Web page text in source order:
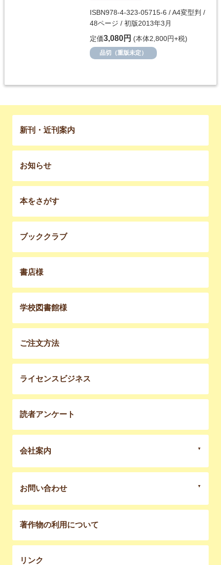
ISBN978-4-323-05715-6 / A4変型判 /
48ページ / 初版2013年3月
定価3,080円 (本体2,800円+税)
品切（重版未定）
新刊・近刊案内
お知らせ
本をさがす
ブッククラブ
書店様
学校図書館様
ご注文方法
ライセンスビジネス
読者アンケート
会社案内
お問い合わせ
著作物の利用について
リンク